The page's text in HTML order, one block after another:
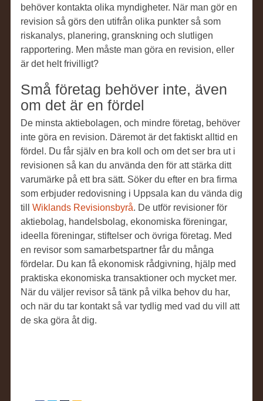
behöver kontakta olika myndigheter. När man gör en
revision så görs den utifrån olika punkter så som
riskanalys, planering, granskning och slutligen
rapportering. Men måste man göra en revision, eller
är det helt frivilligt?
Små företag behöver inte, även
om det är en fördel
De minsta aktiebolagen, och mindre företag, behöver
inte göra en revision. Däremot är det faktiskt alltid en
fördel. Du får själv en bra koll och om det ser bra ut i
revisionen så kan du använda den för att stärka ditt
varumärke på ett bra sätt. Söker du efter en bra firma
som erbjuder redovisning i Uppsala kan du vända dig
till Wiklands Revisionsbyrå. De utför revisioner för
aktiebolag, handelsbolag, ekonomiska föreningar,
ideella föreningar, stiftelser och övriga företag. Med
en revisor som samarbetspartner får du många
fördelar. Du kan få ekonomisk rådgivning, hjälp med
praktiska ekonomiska transaktioner och mycket mer.
När du väljer revisor så tänk på vilka behov du har,
och när du tar kontakt så var tydlig med vad du vill att
de ska göra åt dig.